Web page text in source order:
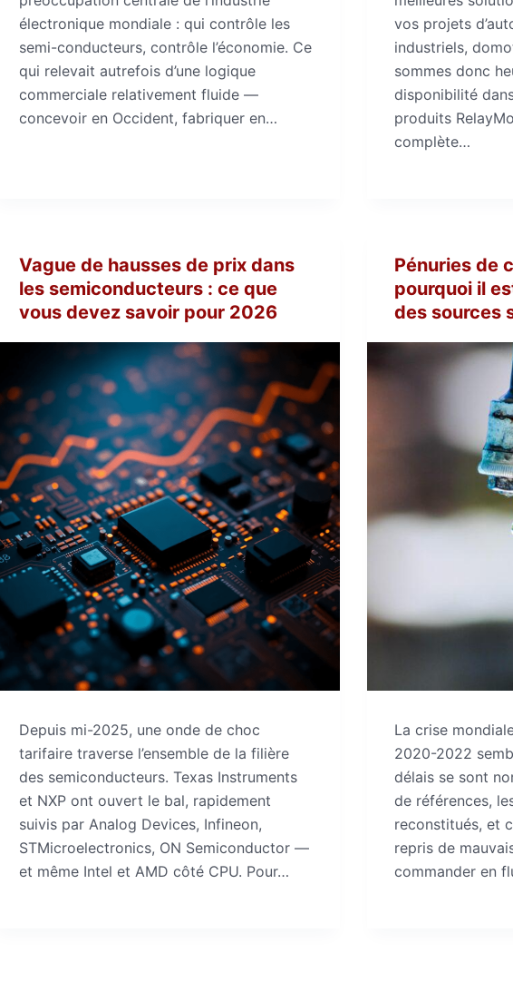
électronique mondiale : qui contrôle les
semi-conducteurs, contrôle l’économie. Ce
qui relevait autrefois d’une logique
commerciale relativement fluide —
concevoir en Occident, fabriquer en…
vos projets
industriels,
sommes donc
disponibilité
produits
complète…
Vague de hausses de prix dans
les semiconducteurs : ce que
vous devez savoir pour 2026
Depuis mi-2025, une onde de choc
tarifaire traverse l’ensemble de la filière
des semiconducteurs. Texas Instruments
et NXP ont ouvert le bal, rapidement
suivis par Analog Devices, Infineon,
STMicroelectronics, ON Semiconductor —
et même Intel et AMD côté CPU. Pour…
Pénuries de
pourquoi il
des sources
La crise
2020-2022
délais se sont
de références,
reconstitués, et
repris de
commander en